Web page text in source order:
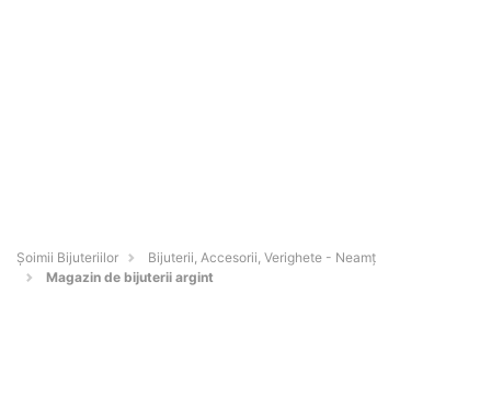
Şoimii Bijuteriilor
Bijuterii, Accesorii, Verighete - Neamţ
Magazin de bijuterii argint